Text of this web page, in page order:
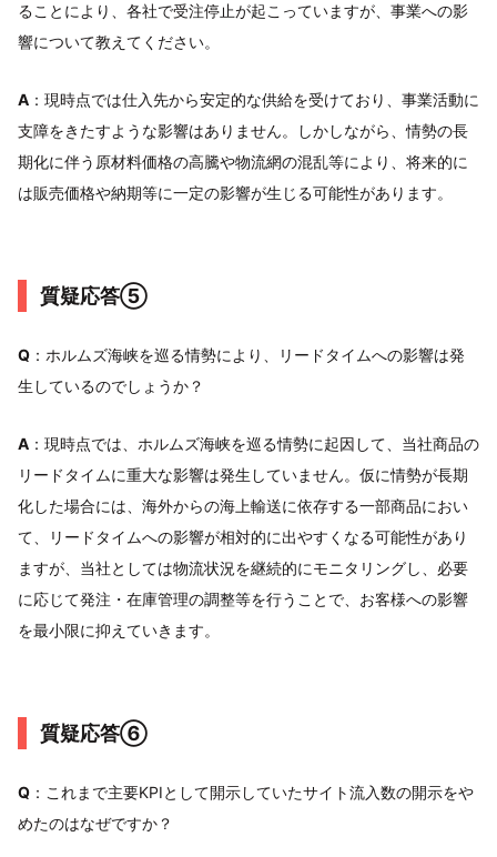
ることにより、各社で受注停止が起こっていますが、事業への影
響について教えてください。
A ：現時点では仕入先から安定的な供給を受けており、事業活動に
支障をきたすような影響はありません。しかしながら、情勢の長
期化に伴う原材料価格の高騰や物流網の混乱等により、将来的に
は販売価格や納期等に一定の影響が生じる可能性があります。
質疑応答⑤
Q ：ホルムズ海峡を巡る情勢により、リードタイムへの影響は発
生しているのでしょうか？
A ：現時点では、ホルムズ海峡を巡る情勢に起因して、当社商品の
リードタイムに重大な影響は発生していません。仮に情勢が長期
化した場合には、海外からの海上輸送に依存する一部商品におい
て、リードタイムへの影響が相対的に出やすくなる可能性があり
ますが、当社としては物流状況を継続的にモニタリングし、必要
に応じて発注・在庫管理の調整等を行うことで、お客様への影響
を最小限に抑えていきます。
質疑応答⑥
Q ：これまで主要KPIとして開示していたサイト流入数の開示をや
めたのはなぜですか？